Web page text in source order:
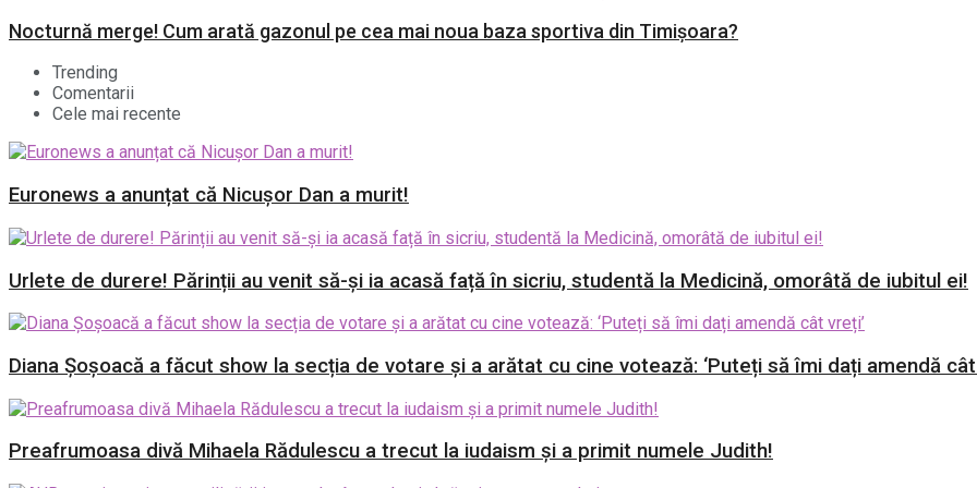
Nocturnă merge! Cum arată gazonul pe cea mai noua baza sportiva din Timișoara?
Trending
Comentarii
Cele mai recente
Euronews a anunțat că Nicușor Dan a murit!
Urlete de durere! Părinții au venit să-și ia acasă față în sicriu, studentă la Medicină, omorâtă de iubitul ei!
Diana Șoșoacă a făcut show la secția de votare și a arătat cu cine votează: ‘Puteți să îmi dați amendă cât
Preafrumoasa divă Mihaela Rădulescu a trecut la iudaism și a primit numele Judith!